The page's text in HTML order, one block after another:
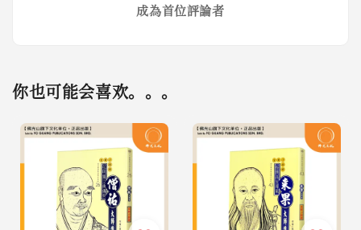
成為首位評論者
你也可能会喜欢。。。